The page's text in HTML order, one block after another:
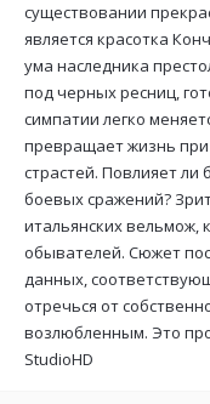
существовании
является красотка
ума наследника
под черных ресниц,
симпатии легко
превращает жизнь при
страстей. Повлияет
боевых сражений?
итальянских вельмож,
обывателей. Сюжет
данных,
отречься от
возлюбленным. Это
StudioHD